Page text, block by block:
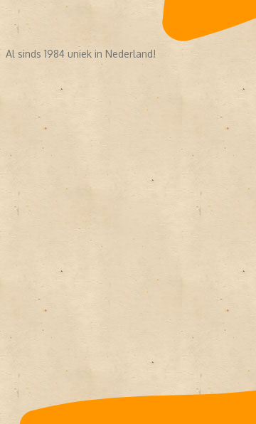
Al sinds 1984 uniek in Nederland!